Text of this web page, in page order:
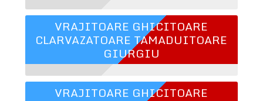
VRAJITOARE GHICITOARE
CLARVAZATOARE TAMADUITOARE
GIURGIU
VRAJITOARE GHICITOARE